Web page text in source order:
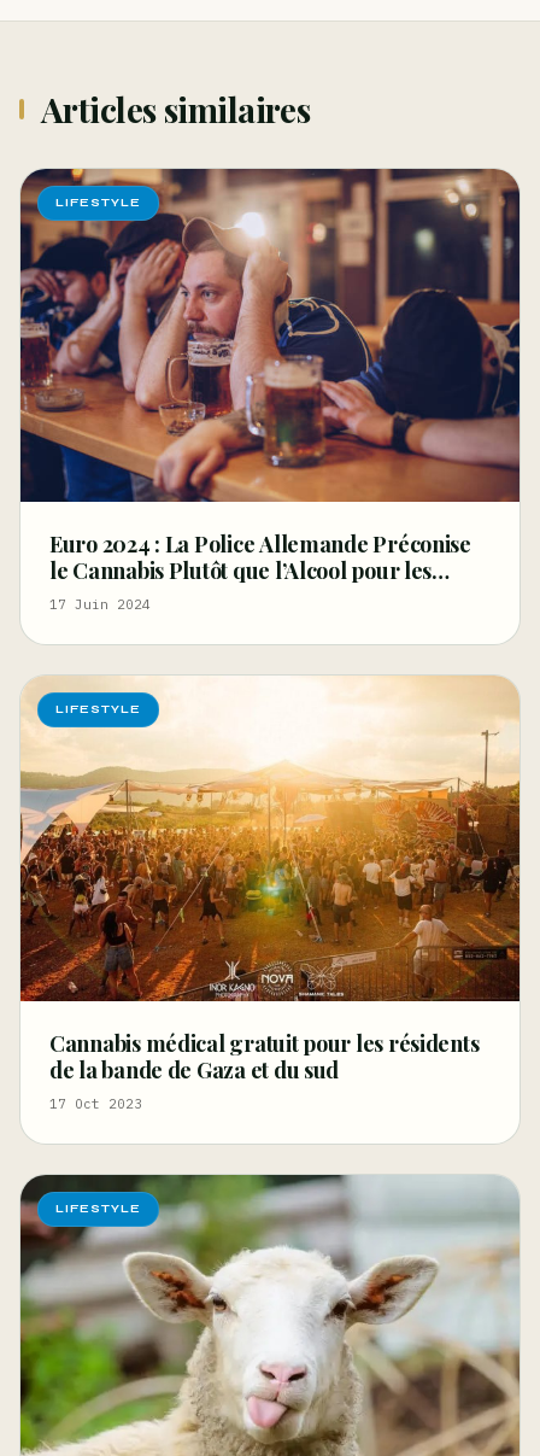
Articles similaires
LIFESTYLE
Euro 2024 : La Police Allemande Préconise
le Cannabis Plutôt que l’Alcool pour les
Supporters
17 Juin 2024
LIFESTYLE
Cannabis médical gratuit pour les résidents
de la bande de Gaza et du sud
17 Oct 2023
LIFESTYLE